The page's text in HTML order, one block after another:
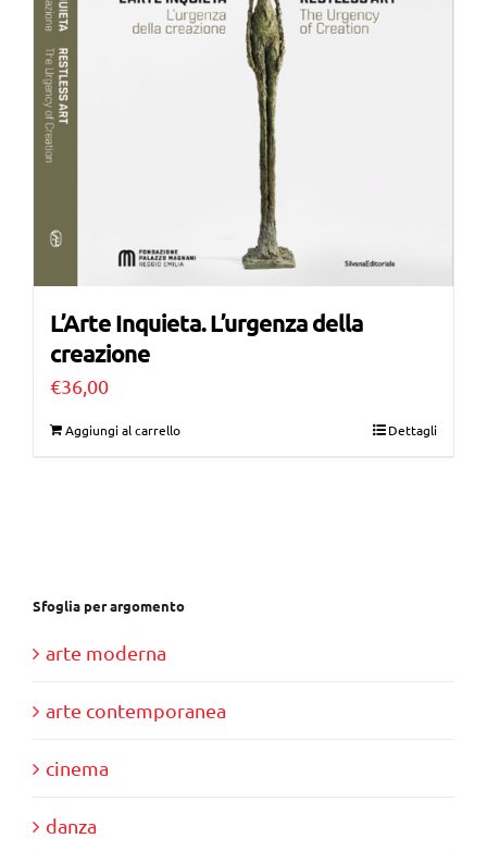
L’Arte Inquieta. L’urgenza della
creazione
€36,00
Aggiungi al carrello Dettagli
Sfoglia per argomento
arte moderna
arte contemporanea
cinema
danza